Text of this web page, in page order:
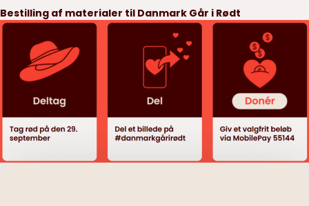
Bestilling af materialer til Danmark Går i Rødt